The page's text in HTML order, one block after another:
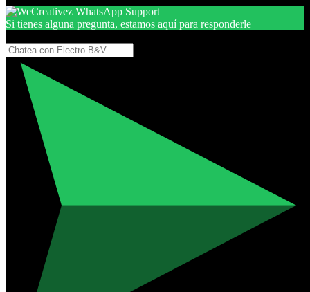
Si tienes alguna pregunta, estamos aquí para responderle